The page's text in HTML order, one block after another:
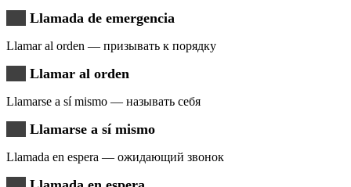
Llamada de emergencia
Llamar al orden — призывать к порядку
Llamar al orden
Llamarse a sí mismo — называть себя
Llamarse a sí mismo
Llamada en espera — ожидающий звонок